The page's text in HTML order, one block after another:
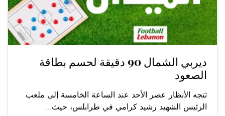
ديربي الشمال 90 دقيقة لحسم بطاقة
الصعود
تتجه الأنظار عصر الأحد عند الساعة الخامسة إلى ملعب
الرئيس الشهيد رشيد كرامي في طرابلس، حيث...